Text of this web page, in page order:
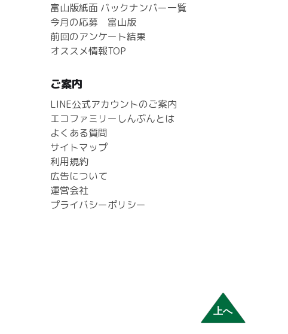
富山版紙面 バックナンバー一覧
今月の応募 富山版
前回のアンケート結果
オススメ情報TOP
ご案内
LINE公式アカウントのご案内
エコファミリーしんぶんとは
よくある質問
サイトマップ
利用規約
広告について
運営会社
プライバシーポリシー
上へ